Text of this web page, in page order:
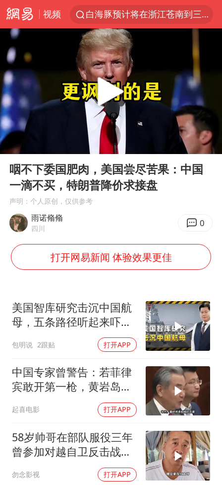
视频
白海豚预计将在浙江苍南到三门一带登陆
四川宜宾5.5级地震后余震为何不断
伯克希尔净买入约200亿美元股票
“伊斯兰版北约”出现
武契奇会见泽连斯基有何意图
上海中心城区暴雨预警由橙变红
台铃电动车仅骑一年就断电趴窝
白海豚5次眼壁置换
以军士兵把枪口对准中国记者
构建更高水平的全民健身公共服务体系
Play
06:31
咽不下委国肥肉，美国尝尽苦果：中国
一滴不买，特朗普降价求接盘
声明：个人原创，仅供参考
雨诺翛翛
四川 0
打开网易新闻 体验效果更佳
美国智库研究击沉中国航
母，五条路径听起来吓
包明说 2跟贴 打开APP
中国专家曾警告：若菲律
宾敢开第一枪，黄岩岛填
起喜电影 打开APP
58岁帅哥在部队服役三年
曾参加对越自卫反击战讲
勿念影视 打开APP